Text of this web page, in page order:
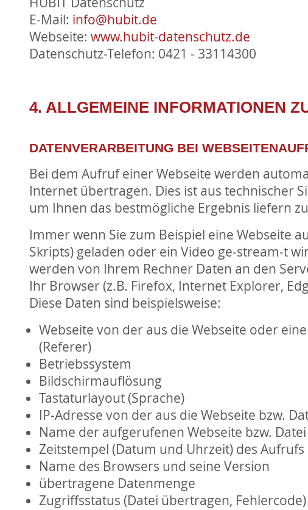
E-Mail: info@hubit.de
Webseite: www.hubit-datenschutz.de
Datenschutz-Telefon: 0421 - 33114300
4. ALLGEMEINE INFORMATIONEN
DATENVERARBEITUNG BEI
Bei dem Aufruf einer Webseite werden
Internet übertragen. Dies ist aus technischer
um Ihnen das bestmögliche Ergebnis liefern
Immer wenn Sie zum Beispiel eine Webseite
Skripts) geladen oder ein Video ge-stream-t
werden von Ihrem Rechner Daten an den
Ihr Browser (z.B. Firefox, Internet Explorer,
Diese Daten sind beispielsweise:
Webseite von der aus die Webseite oder
(Referer)
Betriebssystem
Bildschirmauflösung
Tastaturlayout (Sprache)
IP-Adresse von der aus die Webseite bzw.
Name der aufgerufenen Webseite bzw. Datei
Zeitstempel (Datum und Uhrzeit) des Aufrufs
Name des Browsers und seine Version
übertragene Datenmenge
Zugriffsstatus (Datei übertragen, Fehlercode)